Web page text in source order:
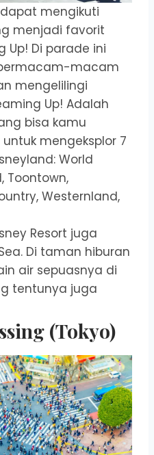
mengikuti
menjadi favorit
Up! Di parade ini
macam
mengelilingi
Up! Adalah
bisa kamu
mengeksplor 7
World
Toontown,
Westernland,
Resort juga
Di taman hiburan
air sepuasnya di
tentunya juga
(Tokyo)